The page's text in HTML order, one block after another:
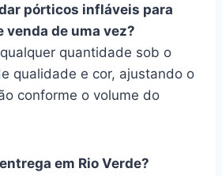
pórticos infláveis para
venda de uma vez?
quantidade sob o
qualidade e cor, ajustando o
conforme o volume do
em Rio Verde?